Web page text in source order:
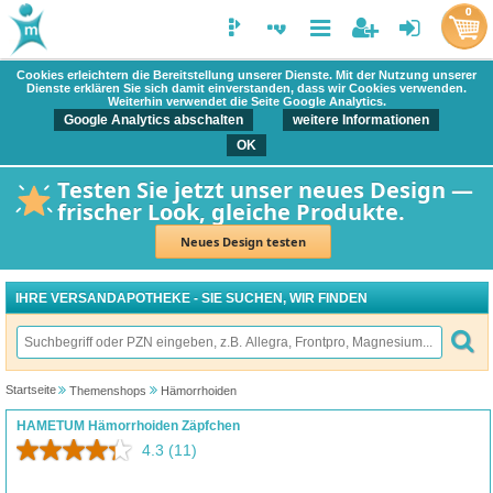
Cookies erleichtern die Bereitstellung unserer Dienste. Mit der Nutzung unserer
Dienste erklären Sie sich damit einverstanden, dass wir Cookies verwenden.
Weiterhin verwendet die Seite Google Analytics.
Google Analytics abschalten
weitere Informationen
OK
Testen Sie jetzt unser neues Design —
frischer Look, gleiche Produkte.
Neues Design testen
0
IHRE VERSANDAPOTHEKE - SIE SUCHEN, WIR FINDEN
Startseite Themenshops Hämorrhoiden
HAMETUM Hämorrhoiden Zäpfchen
4.3 (11)